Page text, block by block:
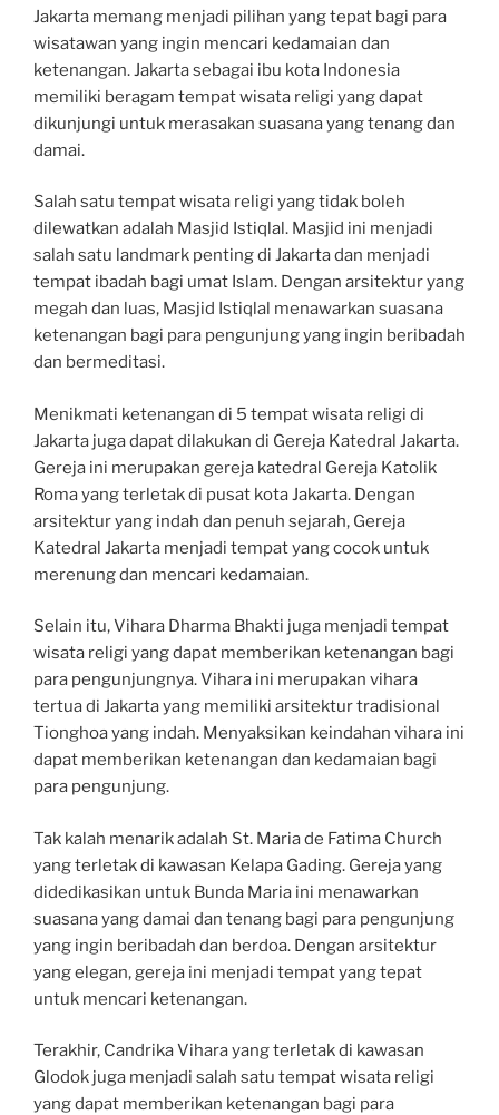
Jakarta memang menjadi pilihan yang tepat bagi para
wisatawan yang ingin mencari kedamaian dan
ketenangan. Jakarta sebagai ibu kota Indonesia
memiliki beragam tempat wisata religi yang dapat
dikunjungi untuk merasakan suasana yang tenang dan
damai.
Salah satu tempat wisata religi yang tidak boleh
dilewatkan adalah Masjid Istiqlal. Masjid ini menjadi
salah satu landmark penting di Jakarta dan menjadi
tempat ibadah bagi umat Islam. Dengan arsitektur yang
megah dan luas, Masjid Istiqlal menawarkan suasana
ketenangan bagi para pengunjung yang ingin beribadah
dan bermeditasi.
Menikmati ketenangan di 5 tempat wisata religi di
Jakarta juga dapat dilakukan di Gereja Katedral Jakarta.
Gereja ini merupakan gereja katedral Gereja Katolik
Roma yang terletak di pusat kota Jakarta. Dengan
arsitektur yang indah dan penuh sejarah, Gereja
Katedral Jakarta menjadi tempat yang cocok untuk
merenung dan mencari kedamaian.
Selain itu, Vihara Dharma Bhakti juga menjadi tempat
wisata religi yang dapat memberikan ketenangan bagi
para pengunjungnya. Vihara ini merupakan vihara
tertua di Jakarta yang memiliki arsitektur tradisional
Tionghoa yang indah. Menyaksikan keindahan vihara ini
dapat memberikan ketenangan dan kedamaian bagi
para pengunjung.
Tak kalah menarik adalah St. Maria de Fatima Church
yang terletak di kawasan Kelapa Gading. Gereja yang
didedikasikan untuk Bunda Maria ini menawarkan
suasana yang damai dan tenang bagi para pengunjung
yang ingin beribadah dan berdoa. Dengan arsitektur
yang elegan, gereja ini menjadi tempat yang tepat
untuk mencari ketenangan.
Terakhir, Candrika Vihara yang terletak di kawasan
Glodok juga menjadi salah satu tempat wisata religi
yang dapat memberikan ketenangan bagi para